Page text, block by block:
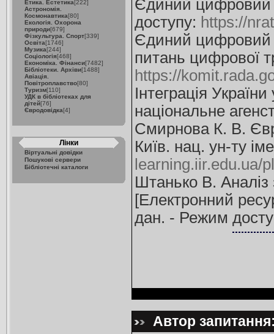
Етика. Естетика[222]
Астрономія.
Космонавтика[80]
Екологія. Охорона
природи[679]
Фізкультура. Спорт[339]
Освіта[1746]
Музика[244]
Соціологія[468]
Економіка. Фінанси[7482]
Бібліотеки. Архіви[1488]
Авіація.
Повітроплавство[80]
Туризм[110]
УДК в бібліотеках для
дітей[76]
Євродовідка[4]
Лінки
Віртуальні довідки
Пошукові сервери
Бібліотечні каталоги
Єдиний цифровий
доступу: https://
Єдиний цифровий
питань цифрової
https://
Інтеграція
національне
Смирнова К. В.
Київ. нац. ун-ту
learning.iir.edu.ua/
Штанько В. Аналіз
[Електронний
дан. - Режим
Автор